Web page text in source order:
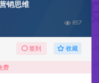
销思维
857
签到 收藏
费